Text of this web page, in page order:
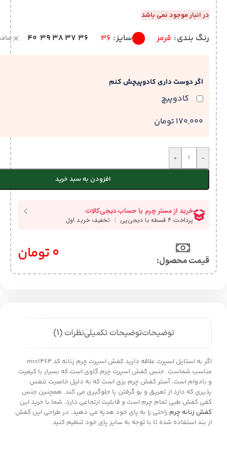
در انبار موجود نمی باشد
رنگ بندی قرمز سایز 36
36
37
38
39
40 صاف
اگر دوست داری کادوپیچش کنم
کادوپیچ
170,000 تومان
-
+
افزودن به سبد خرید
قیمت محصول:​ 0 تومان
توضیحاتتوضیحات تکمیلینظرات (1)
اگر به استایل اسپرت علاقه دارید کفش اسپرت چرم زنانه کد mrc1464
مناسب شماست. جنس کفش اسپرت چرم گاوی است که بسیار با کیفیت
و بادوام است، آستر کفش چرم بزی است که به دلیل خاصیت تنفس
پذیری که دارد از تعریق و بو گرفتن پا جلوگیری می کند. همچنین جنس
کفی کفش طبی تمام چرم است و قابلیت ارتجاعی دارد. شما با خرید این
کفش زنانه چرم راحتی را به پای خود هدیه می دهید. در طراحی این کفش
از بند استفاده شده تا با توجه به سایز پای خود تنظیم کنید.